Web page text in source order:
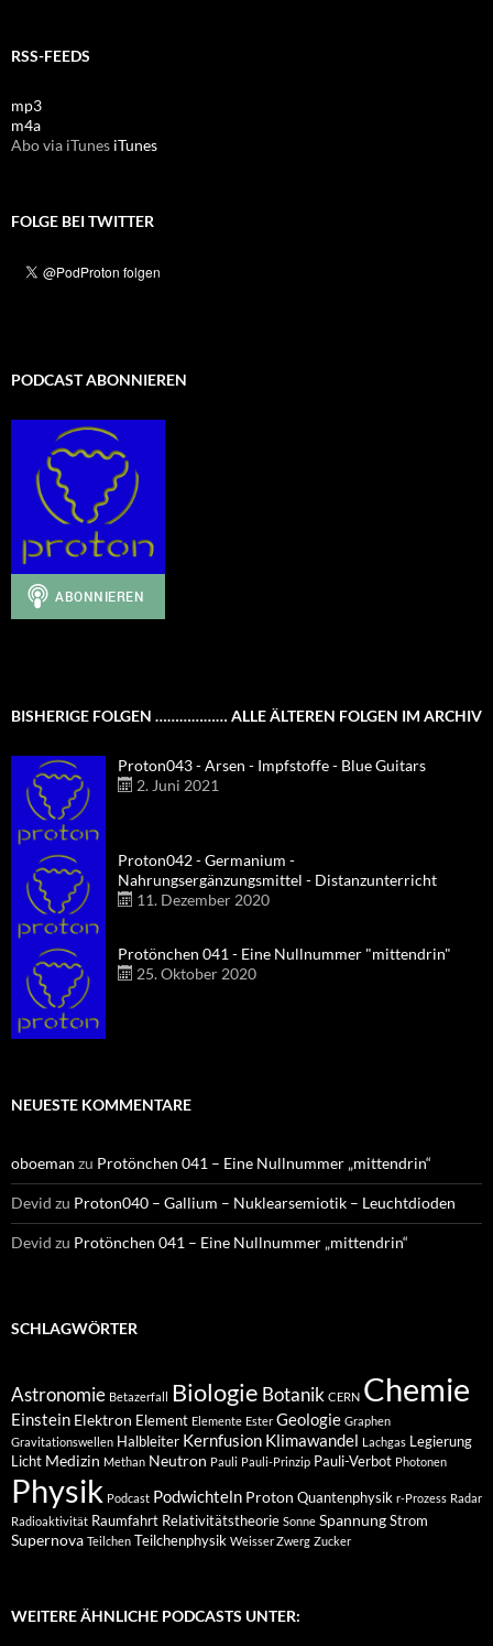
RSS-FEEDS
mp3
m4a
Abo via iTunes iTunes
FOLGE BEI TWITTER
PODCAST ABONNIEREN
BISHERIGE FOLGEN ……………… ALLE ÄLTEREN FOLGEN IM ARCHIV
Proton043 - Arsen - Impfstoffe - Blue Guitars
2. Juni 2021
Proton042 - Germanium -
Nahrungsergänzungsmittel - Distanzunterricht
11. Dezember 2020
Protönchen 041 - Eine Nullnummer "mittendrin"
25. Oktober 2020
NEUESTE KOMMENTARE
oboeman zu Protönchen 041 – Eine Nullnummer „mittendrin“
Devid zu Proton040 – Gallium – Nuklearsemiotik – Leuchtdioden
Devid zu Protönchen 041 – Eine Nullnummer „mittendrin“
SCHLAGWÖRTER
Astronomie Betazerfall Biologie Botanik CERN Chemie
Einstein Elektron Element Elemente Ester Geologie Graphen
Gravitationswellen Halbleiter Kernfusion Klimawandel Lachgas Legierung
Licht Medizin Methan Neutron Pauli Pauli-Prinzip Pauli-Verbot Photonen
Physik Podcast Podwichteln Proton Quantenphysik r-Prozess Radar
Radioaktivität Raumfahrt Relativitätstheorie Sonne Spannung Strom
Supernova Teilchen Teilchenphysik Weisser Zwerg Zucker
WEITERE ÄHNLICHE PODCASTS UNTER: